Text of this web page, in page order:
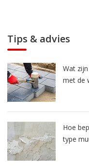
Tips & advies
Wat
met de
Hoe
type